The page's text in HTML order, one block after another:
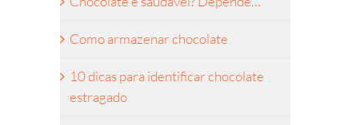
Como armazenar chocolate
10 dicas para identificar chocolate
estragado